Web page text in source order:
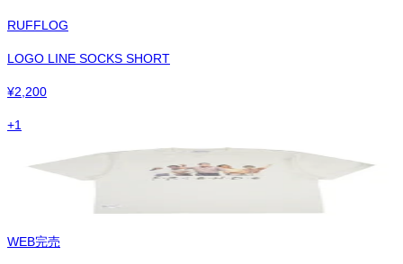
RUFFLOG
LOGO LINE SOCKS SHORT
¥2,200
+1
WEB完売